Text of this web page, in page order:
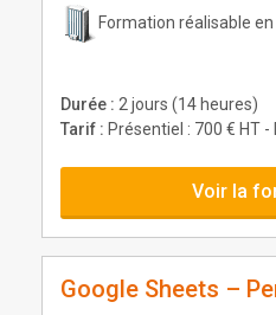
Formation réalisable
Durée : 2 jours (14 heures)
Tarif : Présentiel : 700 € HT
Voir la
Google Sheets –